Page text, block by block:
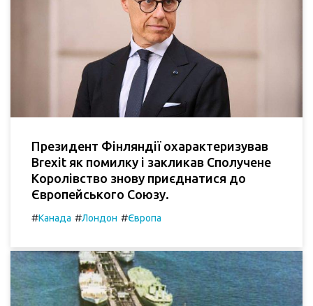
Президент Фінляндії охарактеризував
Brexit як помилку і закликав Сполучене
Королівство знову приєднатися до
Європейського Союзу.
#Канада #Лондон #Європа